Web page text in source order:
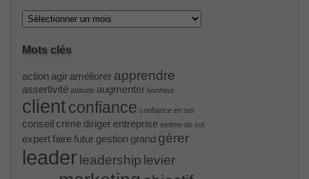
Archives
Mots clés
action agir améliorer apprendre
assertivité attitude augmenter bonheur
client confiance confiance en soi
conseil crime diriger entreprise estime de soi
expertfairefutur gestion grand gérer
leader leadership levier